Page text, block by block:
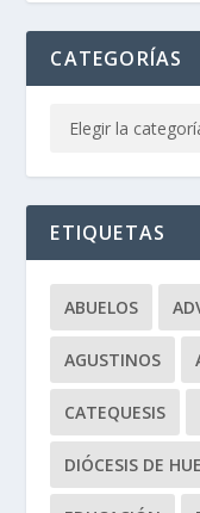
CATEGORÍAS
ETIQUETAS
ABUELOS
AGUSTINOS
CATEQUESIS
DIÓCESIS DE